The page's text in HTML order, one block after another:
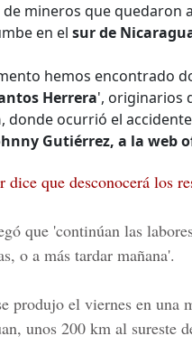
mineros que quedaron
en el sur de
hemos encontrado
Herrera', originarios
, donde ocurrió el
Gutiérrez, a la web
dice que desconocerá los
que 'continúan las
o a más tardar mañana'.
produjo el viernes en una
, unos 200 km al sureste